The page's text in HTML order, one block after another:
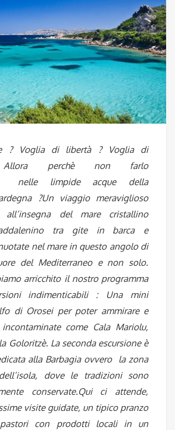
? Voglia di libertà ? Voglia di
Allora perchè non farlo
nelle limpide acque della
?Un viaggio meraviglioso
all’insegna del mare cristallino
tra gite in barca e
nel mare in questo angolo di
del Mediterraneo e non solo.
arricchito il nostro programma
indimenticabili : Una mini
di Orosei per poter ammirare e
come Cala Mariolu,
Goloritzè. La seconda escursione è
alla Barbagia ovvero la zona
dove le tradizioni sono
conservate.Qui ci attende,
visite guidate, un tipico pranzo
con prodotti locali in un